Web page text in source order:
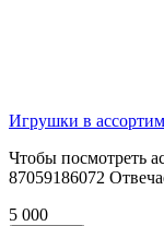
Игрушки в
Чтобы посмотреть
87059186072
5 000